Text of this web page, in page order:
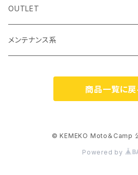
シングルストラップ2
ヘルメット
小物・サングラス・キャップ
斧
ナイフ
レッドレンザー
バッグ
OSBE ITALY
ROCHET
ブラケットステー類
OUTLET
メンテナンス系
商品一覧に戻
© KEMEKO Moto＆Camp
Powered by